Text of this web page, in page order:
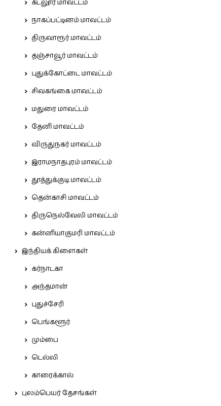
கடலூர் மாவட்டம்
நாகப்பட்டினம் மாவட்டம்
திருவாரூர் மாவட்டம்
தஞ்சாவூர் மாவட்டம்
புதுக்கோட்டை மாவட்டம்
சிவகங்கை மாவட்டம்
மதுரை மாவட்டம்
தேனி மாவட்டம்
விருதுநகர் மாவட்டம்
இராமநாதபுரம் மாவட்டம்
தூத்துக்குடி மாவட்டம்
தென்காசி மாவட்டம்
திருநெல்வேலி மாவட்டம்
கன்னியாகுமரி மாவட்டம்
இந்தியக் கிளைகள்
கர்நாடகா
அந்தமான்
புதுச்சேரி
பெங்களூர்
மும்பை
டெல்லி
காரைக்கால்
புலம்பெயர் தேசங்கள்